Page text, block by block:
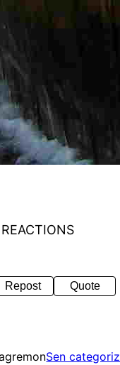
Repost Quote
Sen